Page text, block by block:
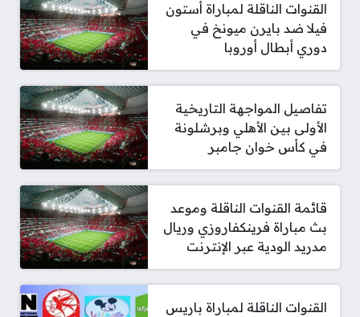
القنوات الناقلة لمباراة أستون
فيلا ضد بايرن ميونخ في
دوري أبطال أوروبا
تفاصيل المواجهة التاريخية
الأولى بين الأهلي وبرشلونة
في كأس خوان جامبر
قائمة القنوات الناقلة وموعد
بث مباراة فرينكفاروزي وريال
مدريد الودية عبر الإنترنت
القنوات الناقلة لمباراة باريس